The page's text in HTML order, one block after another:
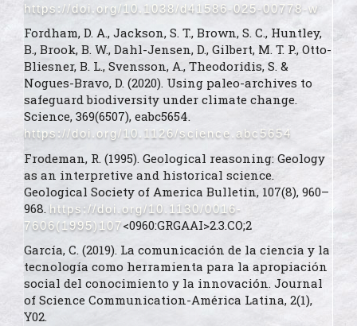
https://doi.org/10.1038/d41586-025-00778-w
Fordham, D. A., Jackson, S. T., Brown, S. C., Huntley,
B., Brook, B. W., Dahl-Jensen, D., Gilbert, M. T. P., Otto-
Bliesner, B. L., Svensson, A., Theodoridis, S. &
Nogues-Bravo, D. (2020). Using paleo-archives to
safeguard biodiversity under climate change.
Science, 369(6507), eabc5654.
https://doi.org/10.1126/science.abc5654
Frodeman, R. (1995). Geological reasoning: Geology
as an interpretive and historical science.
Geological Society of America Bulletin, 107(8), 960–
968. https://doi.org/10.1130/0016-
7606(1995)107<0960:GRGAAI>2.3.CO;2
García, C. (2019). La comunicación de la ciencia y la
tecnología como herramienta para la apropiación
social del conocimiento y la innovación. Journal
of Science Communication-América Latina, 2(1),
Y02.